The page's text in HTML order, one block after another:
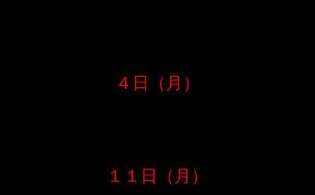
４日（月）
１１日（月）